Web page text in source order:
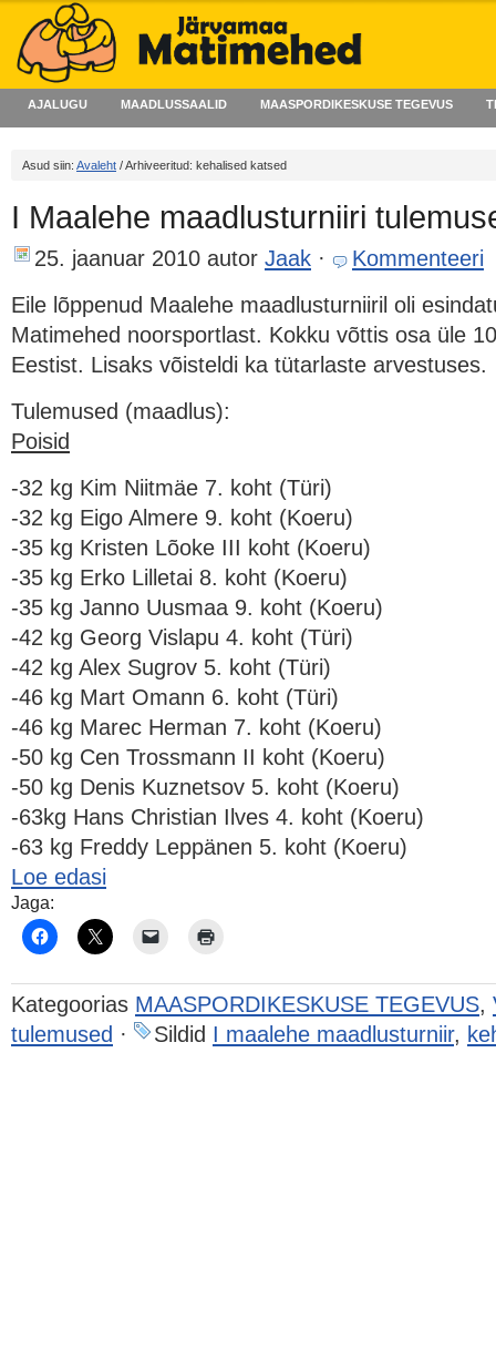
AJALUGU MAADLUSSAALID MAASPORDIKESKUSE TEGEVUS
Asud siin: Avaleht / Arhiveeritud: kehalised katsed
I Maalehe maadlusturniiri
25. jaanuar 2010 autor Jaak ·
Kommenteeri
Eile lõppenud Maalehe maadlusturniiril oli
Matimehed noorsportlast. Kokku võttis osa üle
Eestist. Lisaks võisteldi ka tütarlaste arvestuses.
Tulemused (maadlus):
Poisid
-32 kg Kim Niitmäe 7. koht (Türi)
-32 kg Eigo Almere 9. koht (Koeru)
-35 kg Kristen Lõoke III koht (Koeru)
-35 kg Erko Lilletai 8. koht (Koeru)
-35 kg Janno Uusmaa 9. koht (Koeru)
-42 kg Georg Vislapu 4. koht (Türi)
-42 kg Alex Sugrov 5. koht (Türi)
-46 kg Mart Omann 6. koht (Türi)
-46 kg Marec Herman 7. koht (Koeru)
-50 kg Cen Trossmann II koht (Koeru)
-50 kg Denis Kuznetsov 5. koht (Koeru)
-63kg Hans Christian Ilves 4. koht (Koeru)
-63 kg Freddy Leppänen 5. koht (Koeru)
Loe edasi
Jaga:
Kategoorias MAASPORDIKESKUSE TEGEVUS,
tulemused · Sildid I maalehe maadlusturniir,